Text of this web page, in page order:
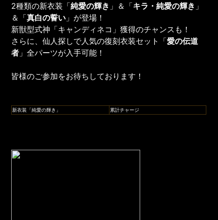
2種類の新衣装「純愛の輝き 」＆「キラ・純愛の輝き 」
＆「真白の誓い 」が登場！
新獣型式神「キャンディネコ」獲得のチャンスも！
さらに、仙人探しで人気の復刻衣装セット「愛の伝道
者 」全パーツが入手可能！
皆様のご参加をお待ちしております！
新衣装「純愛の輝き」 累計チャージ